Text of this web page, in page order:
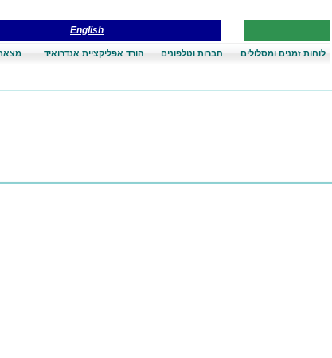
English
לוחות זמנים ומסלולים חברות וטלפונים הורד אפליקציית אנדרואיד